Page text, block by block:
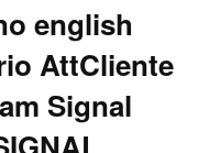
english
AttCliente
Signal